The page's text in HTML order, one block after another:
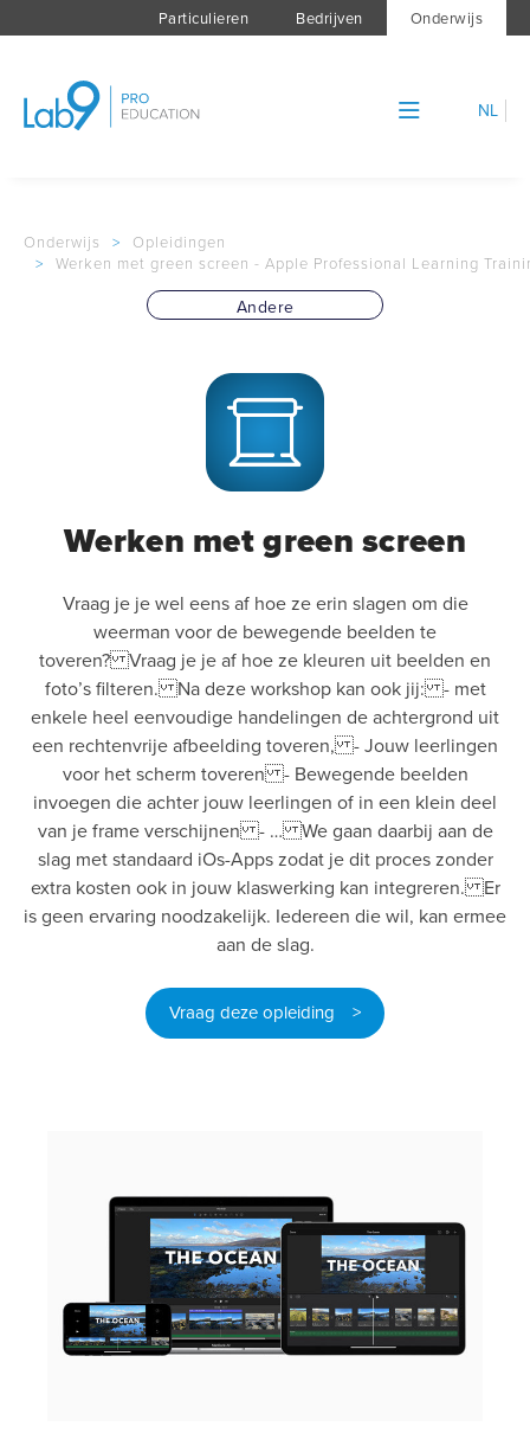
Particulieren Bedrijven Onderwijs
NL
Onderwijs >
Opleidingen
>
Werken met green screen - Apple Professional Learning
Andere
Werken met green screen
Vraag je je wel eens af hoe ze erin slagen om die
weerman voor de bewegende beelden te
toveren? Vraag je je af hoe ze kleuren uit beelden en
foto’s filteren. Na deze workshop kan ook jij: - met
enkele heel eenvoudige handelingen de achtergrond uit
een rechtenvrije afbeelding toveren, - Jouw leerlingen
voor het scherm toveren - Bewegende beelden
invoegen die achter jouw leerlingen of in een klein deel
van je frame verschijnen - … We gaan daarbij aan de
slag met standaard iOs-Apps zodat je dit proces zonder
extra kosten ook in jouw klaswerking kan integreren. Er
is geen ervaring noodzakelijk. Iedereen die wil, kan ermee
aan de slag.
Vraag deze opleiding >